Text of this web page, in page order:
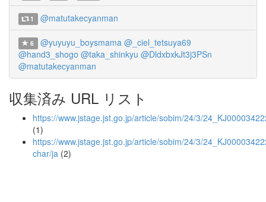
1 @matutakecyanman
6 @yuyuyu_boysmama @_ciel_tetsuya69
@hand3_shogo @taka_shinkyu @DldxbxkJt3j3PSn
@matutakecyanman
収集済み URL リスト
https://www.jstage.jst.go.jp/article/sobim/24/3/
(1)
https://www.jstage.jst.go.jp/article/sobim/24/3/
char/ja (2)